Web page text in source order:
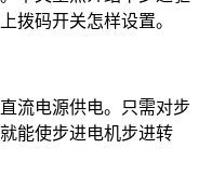
拨码开关怎样设置。
流电源供电。只需对步
能使步进电机步进转